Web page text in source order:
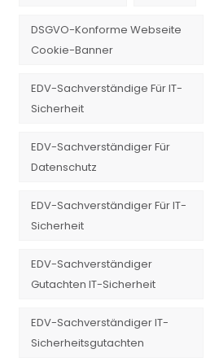
DSGVO-Konforme Webseite
Cookie-Banner
EDV-Sachverständige Für IT-
Sicherheit
EDV-Sachverständiger Für
Datenschutz
EDV-Sachverständiger Für IT-
Sicherheit
EDV-Sachverständiger
Gutachten IT-Sicherheit
EDV-Sachverständiger IT-
Sicherheitsgutachten